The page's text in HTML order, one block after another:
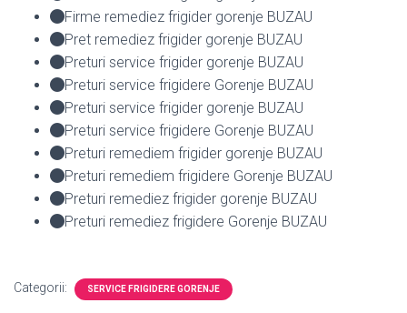
Firme remediez frigider gorenje BUZAU
Pret remediez frigider gorenje BUZAU
Preturi service frigider gorenje BUZAU
Preturi service frigidere Gorenje BUZAU
Preturi service frigider gorenje BUZAU
Preturi service frigidere Gorenje BUZAU
Preturi remediem frigider gorenje BUZAU
Preturi remediem frigidere Gorenje BUZAU
Preturi remediez frigider gorenje BUZAU
Preturi remediez frigidere Gorenje BUZAU
Categorii: SERVICE FRIGIDERE GORENJE